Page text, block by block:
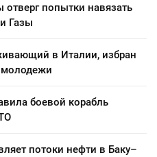
попытки навязать
Газы
в Италии, избран
боевой корабль
потоки нефти в Баку–